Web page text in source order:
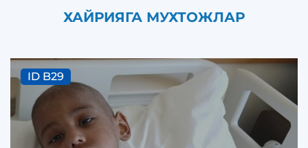
ХАЙРИЯГА МУХТОЖЛАР
ID B29